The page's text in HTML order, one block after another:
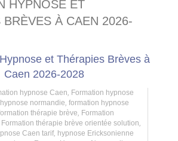
HYPNOSE ET
BRÈVES À CAEN 2026-
hypnose Caen Formation hypnose
normandie formation hypnose
thérapie brève Formation
Formation thérapie brève orientée solution
Caen tarif, hypnose Ericksonienne